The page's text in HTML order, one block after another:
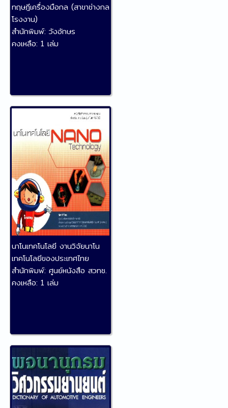
ทฤษฎีเครื่องมือกล (สาขาช่างกล
โรงงาน)
สำนักพิมพ์: วังอักษร
คงเหลือ: 1 เล่ม
นาโนเทคโนโลยี งานวิจัยนาโน
เทคโนโลยีของประเทศไทย
สำนักพิมพ์: ศูนย์หนังสือ สวทช.
คงเหลือ: 1 เล่ม